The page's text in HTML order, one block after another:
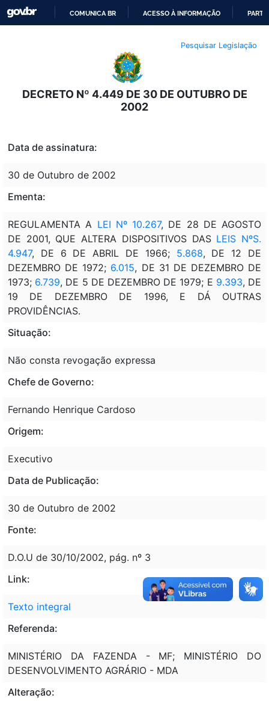
O
CONTEÚDO
COMUNICA BR ACESSO À INFORMAÇÃO
Pesquisar Legislação
DECRETO Nº 4.449 DE 30 DE OUTUBRO DE
2002
Data de assinatura:
30 de Outubro de 2002
Ementa:
REGULAMENTA A LEI Nº 10.267, DE 28 DE AGOSTO
DE 2001, QUE ALTERA DISPOSITIVOS DAS LEIS NºS.
4.947, DE 6 DE ABRIL DE 1966; 5.868, DE 12 DE
DEZEMBRO DE 1972; 6.015, DE 31 DE DEZEMBRO DE
1973; 6.739, DE 5 DE DEZEMBRO DE 1979; E 9.393, DE
19 DE DEZEMBRO DE 1996, E DÁ OUTRAS
PROVIDÊNCIAS.
Situação:
Não consta revogação expressa
Chefe de Governo:
Fernando Henrique Cardoso
Origem:
Executivo
Data de Publicação:
30 de Outubro de 2002
Fonte:
D.O.U de 30/10/2002, pág. nº 3
Link:
Texto integral
Referenda:
MINISTÉRIO DA FAZENDA - MF; MINISTÉRIO DO
DESENVOLVIMENTO AGRÁRIO - MDA
Alteração: